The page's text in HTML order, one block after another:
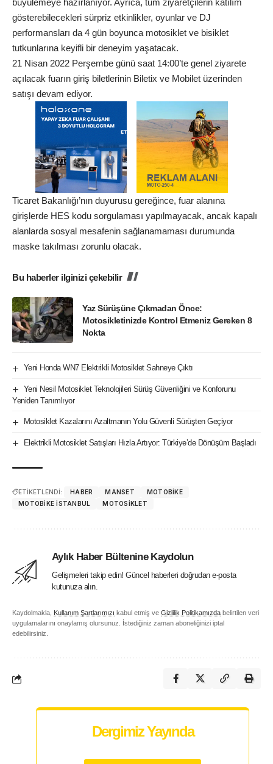
büyülemeye hazırlanıyor. Ayrıca, tüm ziyaretçilerin katılım
gösterebilecekleri sürpriz etkinlikler, oyunlar ve DJ
performansları da 4 gün boyunca motosiklet ve bisiklet
tutkunlarına keyifli bir deneyim yaşatacak.
21 Nisan 2022 Perşembe günü saat 14:00’te genel ziyarete
açılacak fuarın giriş biletlerinin Biletix ve Mobilet üzerinden
satışı devam ediyor.
Ticaret Bakanlığı’nın duyurusu gereğince, fuar alanına
girişlerde HES kodu sorgulaması yapılmayacak, ancak kapalı
alanlarda sosyal mesafenin sağlanamaması durumunda
maske takılması zorunlu olacak.
Bu haberler ilginizi çekebilir
Yaz Sürüşüne Çıkmadan Önce:
Motosikletinizde Kontrol Etmeniz Gereken 8
Nokta
Yeni Honda WN7 Elektrikli Motosiklet Sahneye Çıktı
Yeni Nesil Motosiklet Teknolojileri Sürüş Güvenliğini ve Konforunu
Yeniden Tanımlıyor
Motosiklet Kazalarını Azaltmanın Yolu Güvenli Sürüşten Geçiyor
Elektrikli Motosiklet Satışları Hızla Artıyor: Türkiye’de Dönüşüm Başladı
ETİKETLENDİ: HABER MANSET
MOTOBIKE
MOTOBIKE ISTANBUL
MOTOSIKLET
Aylık Haber Bültenine Kaydolun
Gelişmeleri takip edin! Güncel haberleri doğrudan e-posta
kutunuza alın.
Kaydolmakla, Kullanım Şartlarımızı kabul etmiş ve Gizlilik Politikamızda belirtilen veri
uygulamalarını onaylamış olursunuz. İstediğiniz zaman aboneliğinizi iptal
edebilirsiniz.
Dergimiz Yayında